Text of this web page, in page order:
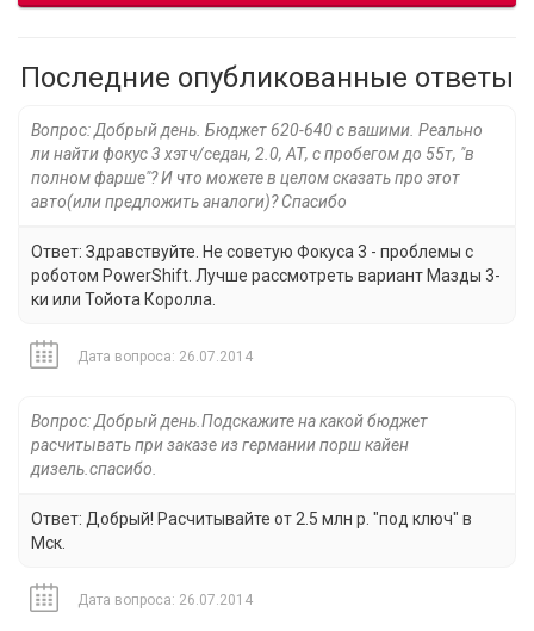
Последние опубликованные ответы
Вопрос: Добрый день. Бюджет 620-640 с вашими. Реально
ли найти фокус 3 хэтч/седан, 2.0, АТ, с пробегом до 55т, "в
полном фарше"? И что можете в целом сказать про этот
авто(или предложить аналоги)? Спасибо
Ответ: Здравствуйте. Не советую Фокуса 3 - проблемы с
роботом PowerShift. Лучше рассмотреть вариант Мазды 3-
ки или Тойота Королла.
Дата вопроса: 26.07.2014
Вопрос: Добрый день.Подскажите на какой бюджет
расчитывать при заказе из германии порш кайен
дизель.спасибо.
Ответ: Добрый! Расчитывайте от 2.5 млн р. "под ключ" в
Мск.
Дата вопроса: 26.07.2014